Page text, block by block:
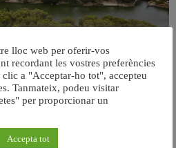
de residus de la Devesa durant el mes de
juliol
lloc web per oferir-vos
recordant les vostres preferències
a "Acceptar-ho tot", accepteu
Tanmateix, podeu visitar
per proporcionar un
Accepta tot